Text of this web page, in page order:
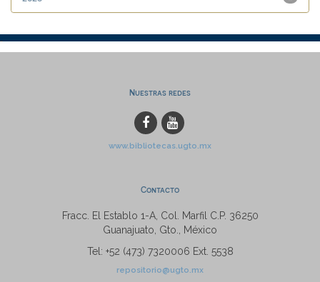
Nuestras redes
www.bibliotecas.ugto.mx
Contacto
Fracc. El Establo 1-A, Col. Marfil C.P. 36250
Guanajuato, Gto., México
Tel: +52 (473) 7320006 Ext. 5538
repositorio@ugto.mx